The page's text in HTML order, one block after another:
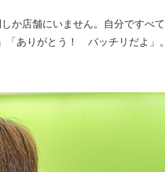
か店舗にいません。自分ですべて
「ありがとう！ バッチリだよ」。